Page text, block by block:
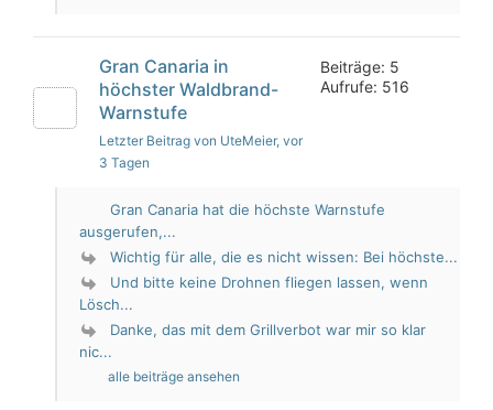
Gran Canaria in
höchster Waldbrand-
Warnstufe
Letzter Beitrag von UteMeier, vor
3 Tagen
Beiträge: 5
Aufrufe: 516
Gran Canaria hat die höchste Warnstufe
ausgerufen,...
Wichtig für alle, die es nicht wissen: Bei höchste...
Und bitte keine Drohnen fliegen lassen, wenn
Lösch...
Danke, das mit dem Grillverbot war mir so klar
nic...
alle beiträge ansehen